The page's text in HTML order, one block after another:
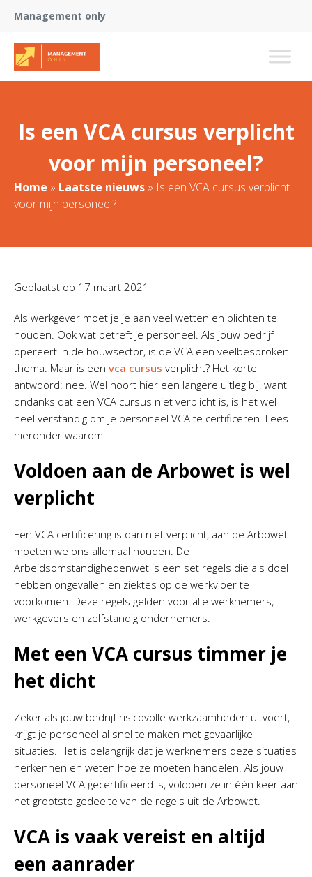
Management only
Is een VCA cursus verplicht
voor mijn personeel?
Home » Laatste nieuws » Is een VCA cursus verplicht
voor mijn personeel?
Geplaatst op 17 maart 2021
Als werkgever moet je je aan veel wetten en plichten te
houden. Ook wat betreft je personeel. Als jouw bedrijf
opereert in de bouwsector, is de VCA een veelbesproken
thema. Maar is een vca cursus verplicht? Het korte
antwoord: nee. Wel hoort hier een langere uitleg bij, want
ondanks dat een VCA cursus niet verplicht is, is het wel
heel verstandig om je personeel VCA te certificeren. Lees
hieronder waarom.
Voldoen aan de Arbowet is wel
verplicht
Een VCA certificering is dan niet verplicht, aan de Arbowet
moeten we ons allemaal houden. De
Arbeidsomstandighedenwet is een set regels die als doel
hebben ongevallen en ziektes op de werkvloer te
voorkomen. Deze regels gelden voor alle werknemers,
werkgevers en zelfstandig ondernemers.
Met een VCA cursus timmer je
het dicht
Zeker als jouw bedrijf risicovolle werkzaamheden uitvoert,
krijgt je personeel al snel te maken met gevaarlijke
situaties. Het is belangrijk dat je werknemers deze situaties
herkennen en weten hoe ze moeten handelen. Als jouw
personeel VCA gecertificeerd is, voldoen ze in één keer aan
het grootste gedeelte van de regels uit de Arbowet.
VCA is vaak vereist en altijd
een aanrader